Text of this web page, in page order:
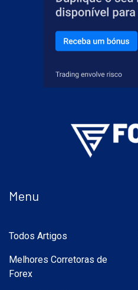
Menu
Todos Artigos
Melhores Corretoras de
Forex